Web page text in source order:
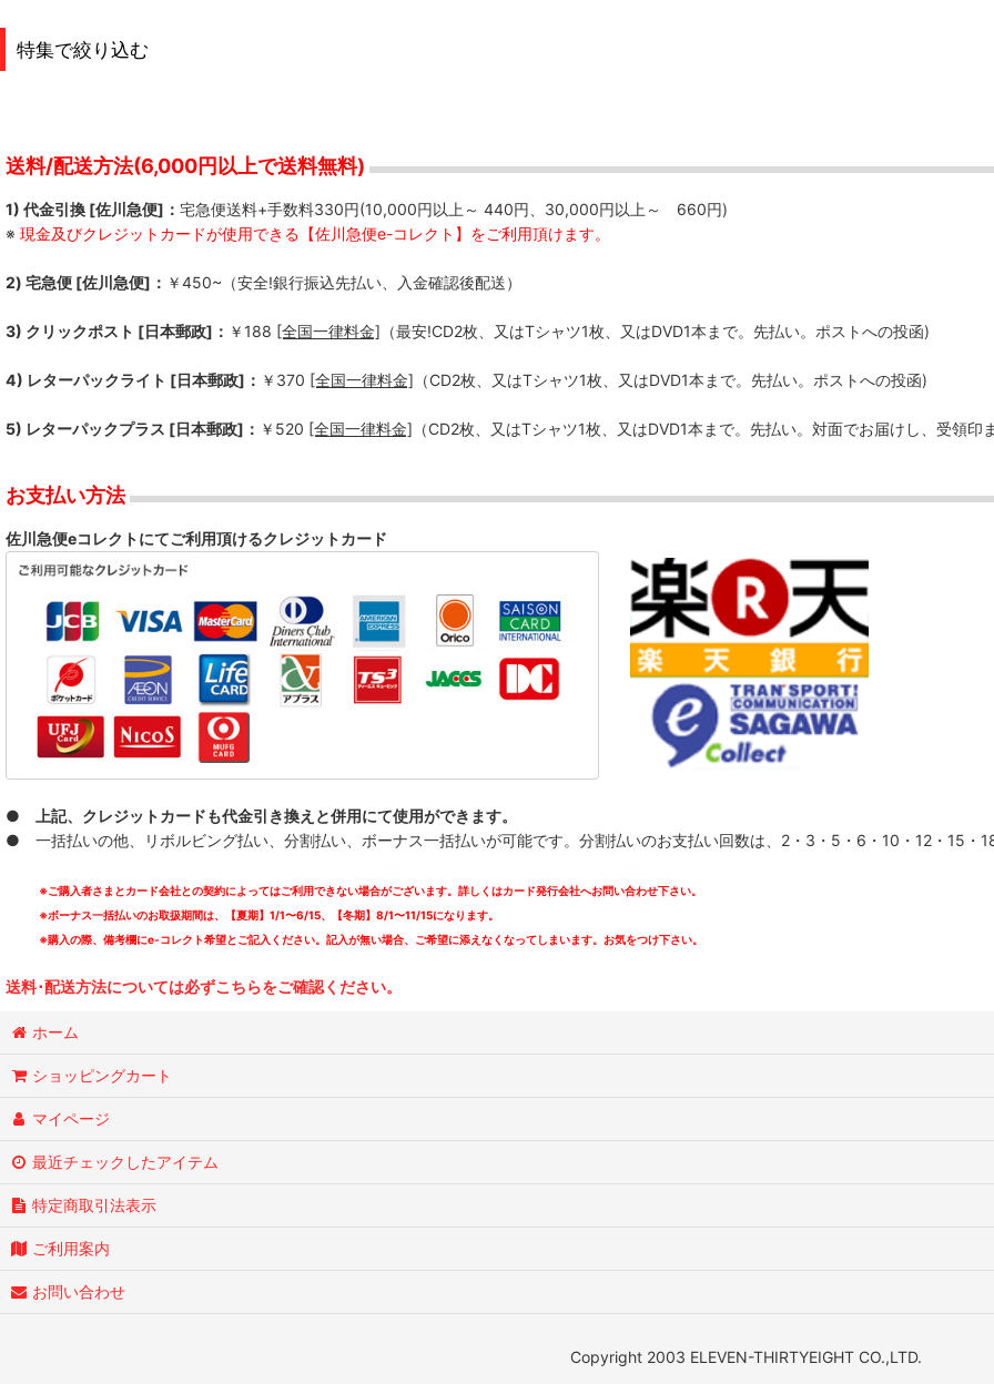
並び順:
特集で絞り込む
FREE KICK
Not So Hard Work
--------------
ALL LIVING THINGS
BACKSKiD
BRAHMAN
COKEHEAD HIPSTERS
DASHING STRAIGHT
DISPORT
DIVE
GMF
SCREAM OF THE PRESIDENTS
STAB 4 REASON AND THE STYLES
SUNS OWL
TEENAGE LUST.
TSUTCHIE
送料/配送方法(6,000円以上で送料無料)
1) 代金引換 [佐川急便]： 宅急便送料+手数料330円(10,000円以上～ 440円、30,000円以上～ 660円)
※ 現金及びクレジットカードが使用できる【佐川急便e-コレクト】をご利用頂けます。
2) 宅急便 [佐川急便]： ￥450~（安全!銀行振込先払い、入金確認後配送）
3) クリックポスト [日本郵政]： ￥188 [全国一律料金] （最安!CD2枚、又はTシャツ1枚、又はDVD1本まで。先払い。ポストへの投函)
4) レターパックライト [日本郵政]： ￥370 [全国一律料金] （CD2枚、又はTシャツ1枚、又はDVD1本まで。先払い。ポストへの投函)
5) レターパックプラス [日本郵政]： ￥520 [全国一律料金] （CD2枚、又はTシャツ1枚、又はDVD1本まで。先払い。対面でお届けし、受領印
お支払い方法
佐川急便eコレクトにてご利用頂けるクレジットカード
● 上記、クレジットカードも代金引き換えと併用にて使用ができます。
● 一括払いの他、リボルビング払い、分割払い、ボーナス一括払いが可能です。分割払いのお支払い回数は、2・3・5・6・10・12・15・
※ご購入者さまとカード会社との契約によってはご利用できない場合がございます。詳しくはカード発行会社へお問い合わせ下さい。
※ボーナス一括払いのお取扱期間は、【夏期】1/1〜6/15、【冬期】8/1〜11/15になります。
※購入の際、備考欄にe-コレクト希望とご記入ください。記入が無い場合、ご希望に添えなくなってしまいます。お気をつけ下さい。
送料･配送方法については必ずこちらをご確認ください。
ホーム
ショッピングカート
マイページ
最近チェックしたアイテム
特定商取引法表示
ご利用案内
お問い合わせ
Copyright 2003 ELEVEN-THIRTYEIGHT CO.,LTD.